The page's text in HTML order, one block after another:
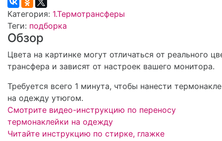
Категория: 1.Термотрансферы
Теги: подборка
Обзор
Цвета на картинке могут отличаться от реального
трансфера и зависят от настроек вашего монитора.
Требуется всего 1 минута, чтобы нанести
на одежду утюгом.
Смотрите видео-инструкцию по переносу
термонаклейки на одежду
Читайте инструкцию по стирке, глажке